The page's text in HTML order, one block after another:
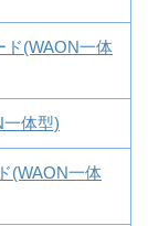
ド(WAON一体
体型)
(WAON一体